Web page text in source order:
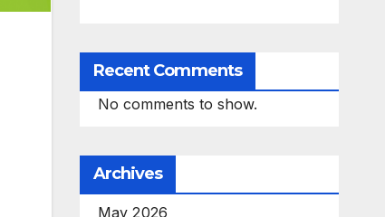
Recent Comments
No comments to show.
Archives
May 2026